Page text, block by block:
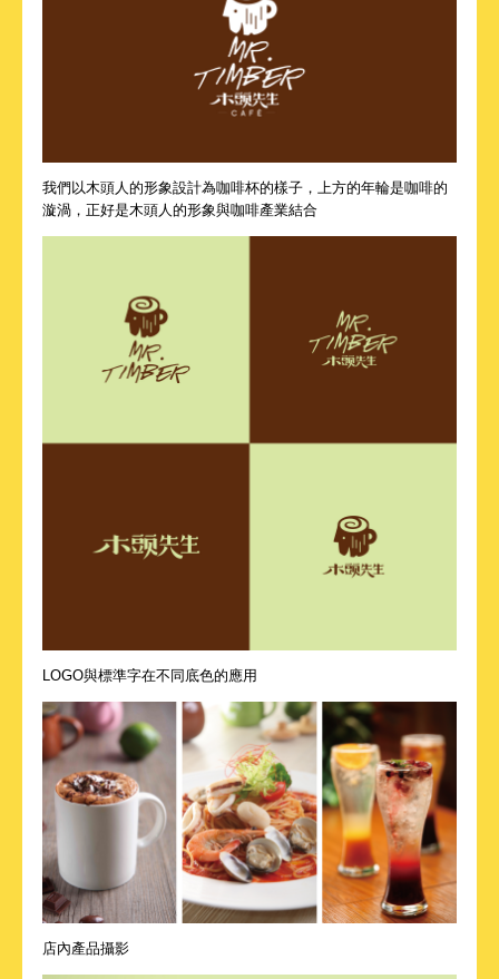
我們以木頭人的形象設計為咖啡杯的樣子，上方的年輪是咖啡的
漩渦，正好是木頭人的形象與咖啡產業結合
LOGO與標準字在不同底色的應用
店內產品攝影